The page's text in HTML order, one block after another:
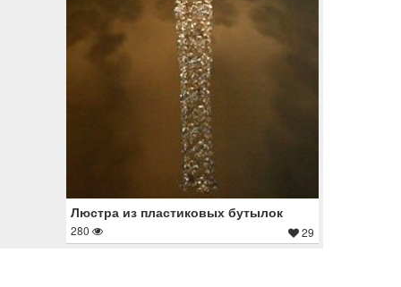
Люстра из пластиковых бутылок
280 29